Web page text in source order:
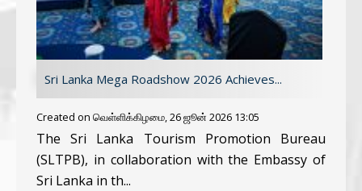
Sri Lanka Mega Roadshow 2026 Achieves...
Created on வெள்ளிக்கிழமை, 26 ஜூன் 2026 13:05
The Sri Lanka Tourism Promotion Bureau
(SLTPB), in collaboration with the Embassy of
Sri Lanka in th...